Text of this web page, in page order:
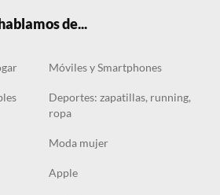
de...
Móviles y Smartphones
Deportes: zapatillas, running,
ropa
Moda mujer
Apple